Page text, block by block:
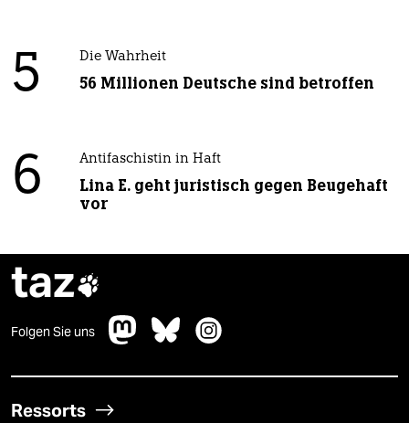
5 Die Wahrheit
56 Millionen Deutsche sind betroffen
6 Antifaschistin in Haft
Lina E. geht juristisch gegen Beugehaft
vor
taz
Folgen Sie uns
Ressorts